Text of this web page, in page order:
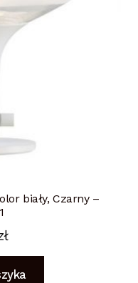
biały, Czarny –